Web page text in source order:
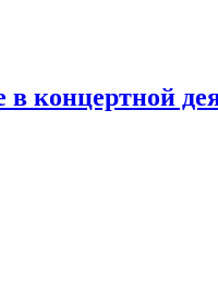
концертной